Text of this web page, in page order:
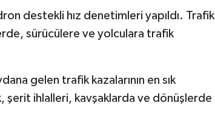
destekli hız denetimleri yapıldı. Trafik
sürücülere ve yolculara trafik
gelen trafik kazalarının en sık
şerit ihlalleri, kavşaklarda ve dönüşlerde